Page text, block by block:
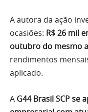
A autora da ação
ocasiões: R$ 26 mil
outubro do mesmo
rendimentos
aplicado.
A G44 Brasil SCP se